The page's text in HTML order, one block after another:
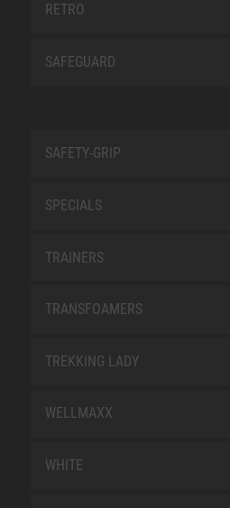
RETRO
SAFEGUARD
SAFETY-GRIP
SPECIALS
TRAINERS
TRANSFOAMERS
TREKKING LADY
WELLMAXX
WHITE